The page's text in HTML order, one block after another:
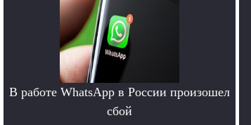
В работе WhatsApp в России произошел
сбой